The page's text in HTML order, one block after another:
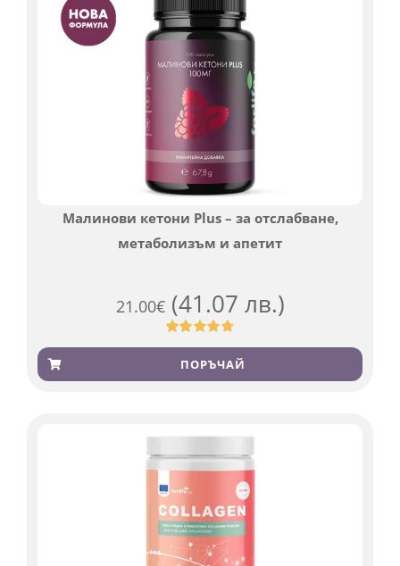
Малинови кетони Plus – за отслабване,
метаболизъм и апетит
21.00€ (41.07 лв.)
Оценен
4.76 от 5,
базирано
819
ПОРЪЧАЙ